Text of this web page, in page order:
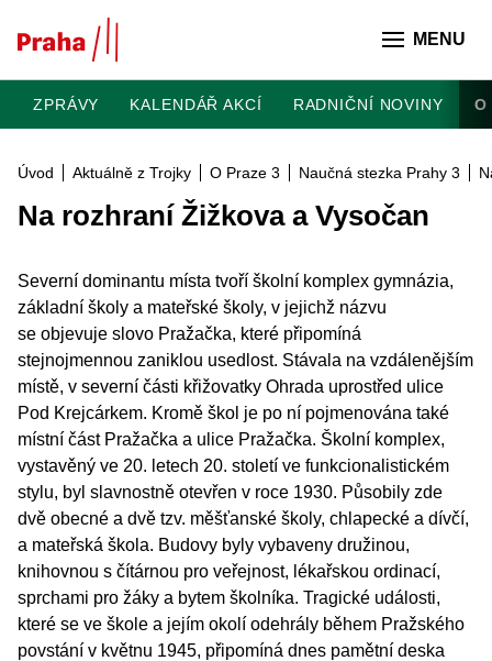
MENU
ZPRÁVY KALENDÁŘ AKCÍ RADNIČNÍ NOVINY O
Úvod Aktuálně z Trojky O Praze 3 Naučná stezka Prahy 3
Na rozhraní Žižkova a Vysočan
Severní dominantu místa tvoří školní komplex gymnázia,
základní školy a mateřské školy, v jejichž názvu
se objevuje slovo Pražačka, které připomíná
stejnojmennou zaniklou usedlost. Stávala na vzdálenějším
místě, v severní části křižovatky Ohrada uprostřed ulice
Pod Krejcárkem. Kromě škol je po ní pojmenována také
místní část Pražačka a ulice Pražačka. Školní komplex,
vystavěný ve 20. letech 20. století ve funkcionalistickém
stylu, byl slavnostně otevřen v roce 1930. Působily zde
dvě obecné a dvě tzv. měšťanské školy, chlapecké a dívčí,
a mateřská škola. Budovy byly vybaveny družinou,
knihovnou s čítárnou pro veřejnost, lékařskou ordinací,
sprchami pro žáky a bytem školníka. Tragické události,
které se ve škole a jejím okolí odehrály během Pražského
povstání v květnu 1945, připomíná dnes pamětní deska